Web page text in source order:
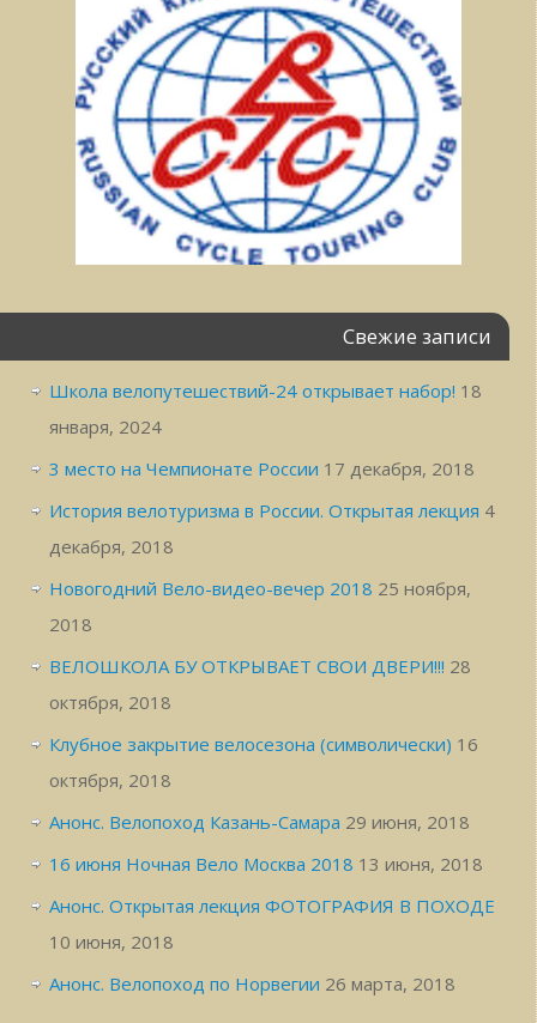
Свежие записи
Школа велопутешествий-24 открывает набор! 18
января, 2024
3 место на Чемпионате России 17 декабря, 2018
История велотуризма в России. Открытая лекция 4
декабря, 2018
Новогодний Вело-видео-вечер 2018 25 ноября,
2018
ВЕЛОШКОЛА БУ ОТКРЫВАЕТ СВОИ ДВЕРИ!!! 28
октября, 2018
Клубное закрытие велосезона (символически) 16
октября, 2018
Анонс. Велопоход Казань-Самара 29 июня, 2018
16 июня Ночная Вело Москва 2018 13 июня, 2018
Анонс. Открытая лекция ФОТОГРАФИЯ В ПОХОДЕ
10 июня, 2018
Анонс. Велопоход по Норвегии 26 марта, 2018